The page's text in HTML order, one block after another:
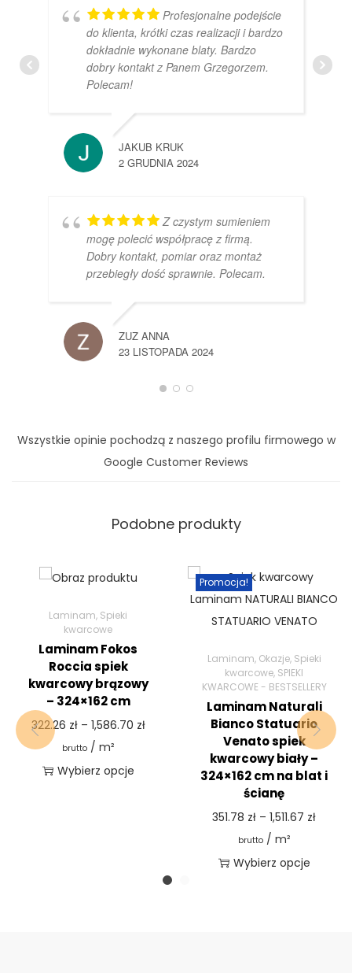
Profesjonalne podejście
do klienta, krótki czas realizacji i bardzo
dokładnie wykonane blaty. Bardzo
dobry kontakt z Panem Grzegorzem.
Polecam!
JAKUB KRUK
2 GRUDNIA 2024
Z czystym sumieniem
mogę polecić współpracę z firmą.
Dobry kontakt, pomiar oraz montaż
przebiegły dość sprawnie. Polecam.
ZUZ ANNA
23 LISTOPADA 2024
Wszystkie opinie pochodzą z naszego profilu firmowego w
Google Customer Reviews
Podobne produkty
Laminam, Spieki
kwarcowe
Laminam Fokos
Roccia spiek
kwarcowy brązowy
– 324×162 cm
322.26 zł – 1,586.70 zł
brutto/ m²
Wybierz opcje
Promocja!
Laminam, Okazje, Spieki
kwarcowe, SPIEKI
KWARCOWE - BESTSELLERY
Laminam Naturali
Bianco Statuario
Venato spiek
kwarcowy biały –
324×162 cm na blat i
ścianę
351.78 zł – 1,511.67 zł
brutto/ m²
Wybierz opcje